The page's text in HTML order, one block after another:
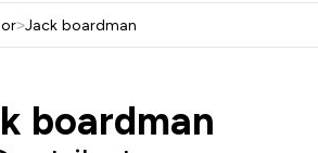
>Jack boardman
boardman